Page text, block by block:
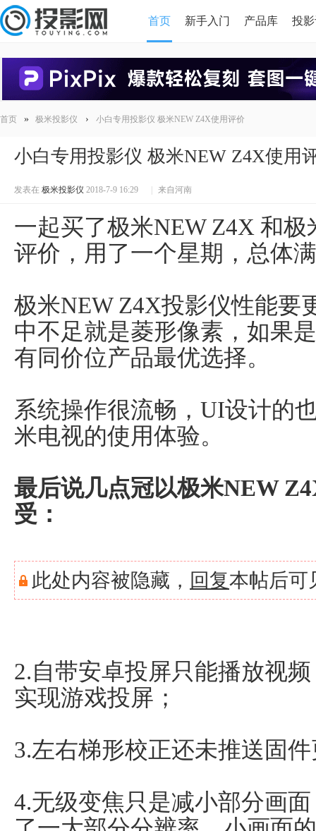
首页 新手入门 产品库 投
首页 » 极米投影仪 › 小白专用投影仪 极米NEW Z4X使用评价
小白专用投影仪 极米NEW Z4X使用
发表在 极米投影仪 2018-7-9 16:29 来自河南
一起买了极米NEW Z4X 和
评价，用了一个星期，总体
极米NEW Z4X投影仪性能要
中不足就是菱形像素，如果
有同价位产品最优选择。
系统操作很流畅，UI设计的
米电视的使用体验。
最后说几点冠以极米NEW
受：
此处内容被隐藏， 回复本帖后可
2.自带安卓投屏只能播放视
实现游戏投屏；
3.左右梯形校正还未推送固
4.无级变焦只是减小部分画